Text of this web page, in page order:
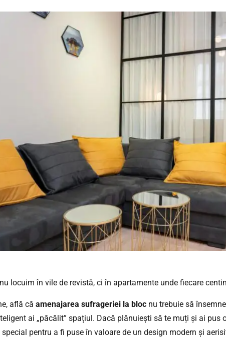
locuim în vile de revistă, ci în apartamente unde fiecare
află că amenajarea sufrageriei la bloc nu trebuie să
ai „păcălit” spațiul. Dacă plănuiești să te muți și ai pus
pentru a fi puse în valoare de un design modern și